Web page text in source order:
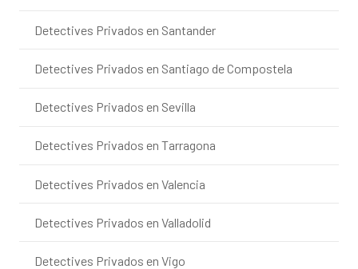
Detectives Privados en Santander
Detectives Privados en Santiago de Compostela
Detectives Privados en Sevilla
Detectives Privados en Tarragona
Detectives Privados en Valencia
Detectives Privados en Valladolid
Detectives Privados en Vigo